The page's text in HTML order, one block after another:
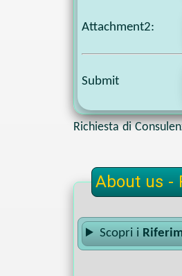
Attachment2:
Submit
Richiesta di
About us -
Scopri i